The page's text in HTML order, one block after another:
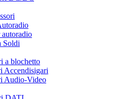
Soldi
a blochetto
Accendisigari
Audio-Video